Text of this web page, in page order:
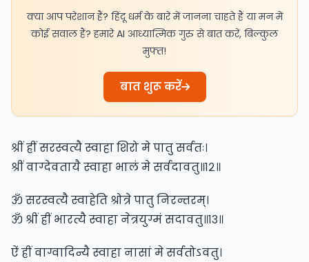
क्या आप परेशान हैं? हिंदू धर्म के बारे में जानना चाहते हैं या मन में
कोई सवाल हैं? हमारे AI आध्यात्मिक गुरु से बात करें, बिल्कुल
मुफ्त!
बात शुरू करें
श्रीं ह्रीं सरस्वत्यै स्वाहा शिरो मे पातु सर्वतः।
श्रीं वाग्देवतायै स्वाहा भालं मे सर्वदावतु॥१२॥
ॐ सरस्वत्यै स्वाहेति श्रोत्रे पातु निरन्तरम्।
ॐ श्रीं ह्रीं भारत्यै स्वाहा नेत्रयुग्मं सदावतु॥१३॥
ऐं ह्रीं वाग्वादिन्यै स्वाहा नासां मे सर्वतोऽवतु।